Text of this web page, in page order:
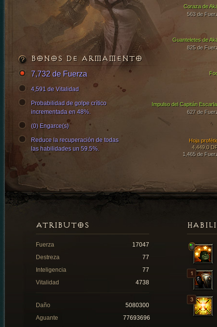
Coraza de
563 de
Guanteletes de
825 de
Impulso del Capitán
627 de
Hoja
4,449.0
1,465 de
BONOS DE ARMAMENTO
7,732 de Fuerza
4,591 de Vitalidad
Probabilidad de golpe crítico
incrementada en 48%.
(0) Engarce(s)
Reduce la recuperación de todas
las habilidades un 59.5%.
ATRIBUTOS
Fuerza
17047
Destreza
77
Inteligencia
77
Vitalidad
4738
Daño
5080300
Aguante
77693696